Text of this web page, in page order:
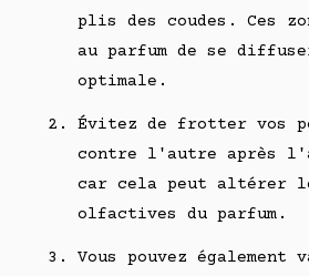
plis des coudes. Ces
au parfum de se
optimale.
Évitez de frotter vos
contre l'autre après
car cela peut altérer
olfactives du parfum.
Vous pouvez également